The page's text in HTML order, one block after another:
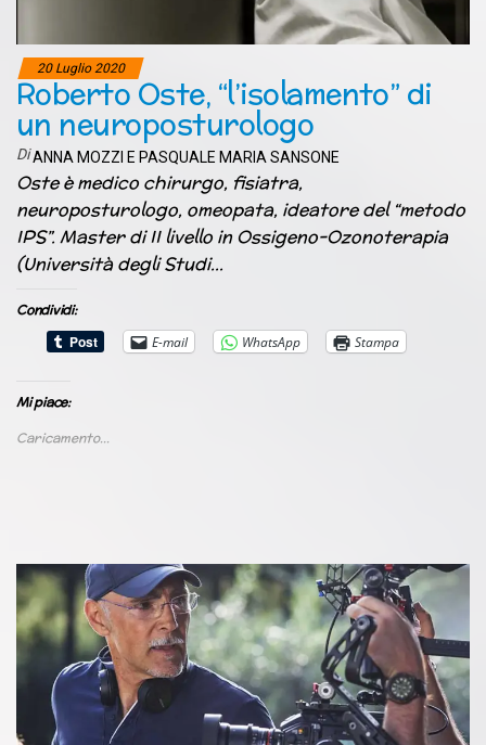
20 Luglio 2020
Roberto Oste, “l’isolamento” di
un neuroposturologo
DiANNA MOZZI E PASQUALE MARIA SANSONE
Oste è medico chirurgo, fisiatra,
neuroposturologo, omeopata, ideatore del “metodo
IPS”. Master di II livello in Ossigeno-Ozonoterapia
(Università degli Studi…
Condividi:
E-mail
WhatsApp Stampa
Mi piace:
Caricamento...